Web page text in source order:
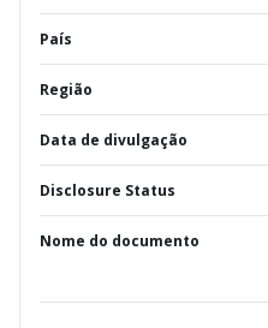
País
Região
Data de divulgação
Disclosure Status
Nome do documento